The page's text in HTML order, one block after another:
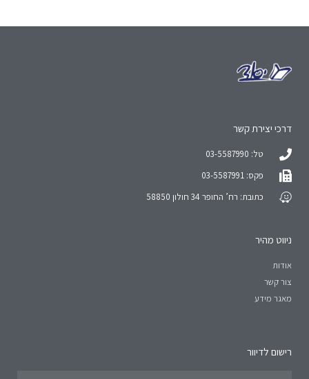
דרכי יצירת קשר
טל: 03-5587990
פקס: 03-5587991
כתובת: רח’ החופר 34 חולון 58850
ניווט מהיר
אודות
צור קשר
מאגר מידע
רישום לדיוור